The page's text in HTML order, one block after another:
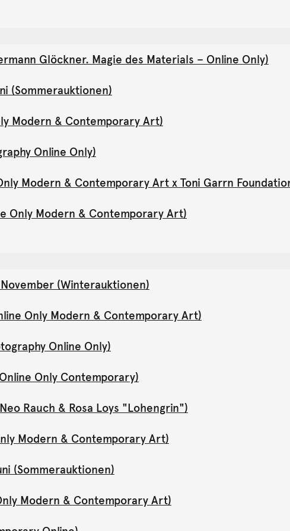
Glöckner. Magie des Materials – Online Only)
(Sommerauktionen)
Modern & Contemporary Art)
Online Only)
Modern & Contemporary Art x Toni Garrn
Only Modern & Contemporary Art)
(Winterauktionen)
Only Modern & Contemporary Art)
Online Only)
Only Contemporary)
Rauch & Rosa Loys "Lohengrin")
Modern & Contemporary Art)
(Sommerauktionen)
Modern & Contemporary Art)